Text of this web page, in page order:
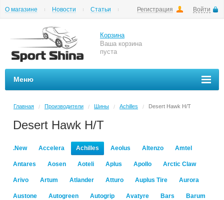
Регистрация Войти
О магазине Новости
Статьи
Корзина
Ваша корзина
пуста
Меню
Главная / Производители / Шины / Achilles / Desert Hawk H/T
Desert Hawk H/T
.New Accelera Achilles Aeolus Altenzo Amtel
Antares Aosen Aoteli Aplus Apollo Arctic Claw
Arivo Artum Atlander Atturo Auplus Tire Aurora
Austone Autogreen Autogrip Avatyre Bars Barum